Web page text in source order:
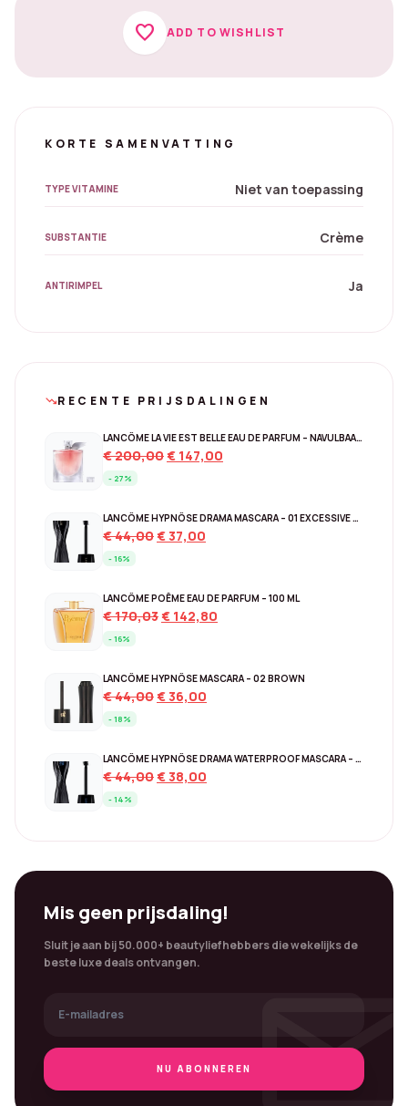
favorite ADD TO WISHLIST
KORTE SAMENVATTING
TYPE VITAMINE Niet van toepassing
SUBSTANTIE Crème
ANTIRIMPEL Ja
trending_downRECENTE PRIJSDALINGEN
LANCÔME LA VIE EST BELLE EAU DE PARFUM – NAVULBAAR 150 ML
€200,00Original
€ 200,00.
€ 147,00
- 27%
LANCÔME HYPNÔSE DRAMA MASCARA – 01 EXCESSIVE BLACK
€44,00Original
€ 44,00.
€37,00
- 16%
LANCÔME POÊME EAU DE PARFUM – 100 ML
€170,03Original
€ 170,03.
€ 142,80
- 16%
LANCÔME HYPNÔSE MASCARA – 02 BROWN
€44,00Original
€ 44,00.
€36,00
- 18%
LANCÔME HYPNÔSE DRAMA WATERPROOF MASCARA – EXCESSIVE BLACK
€44,00Original
€38,00
- 14%
Mis geen prijsdaling!
Sluit je aan bij 50.000+ beautyliefhebbers die wekelijks de
beste luxe deals ontvangen.
NU ABONNEREN